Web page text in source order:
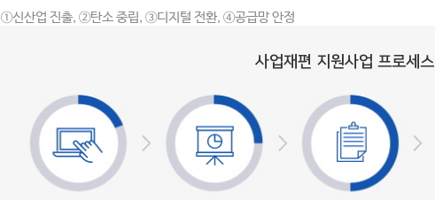
①신산업 진출, ②탄소 중립, ③디지털 전환, ④공급망 안정
사업재편 지원사업 프로세스